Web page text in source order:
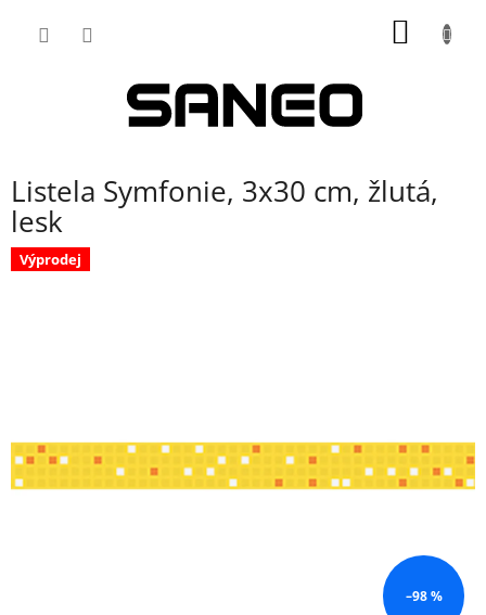
Listela Symfonie, 3x30 cm, žlutá,
lesk
Výprodej
–98 %